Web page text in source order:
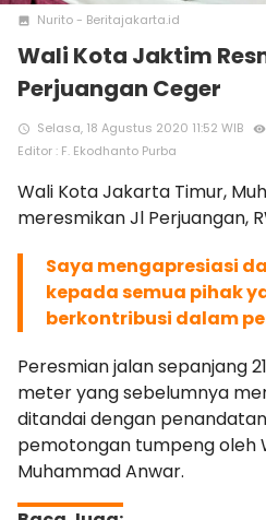
photo Nurito - Beritajakarta.id
Wali Kota Jaktim
Perjuangan Ceger
access_time Selasa, 18 Agustus 2020 11:52 WIB remove_red_eye
Editor : F. Ekodhanto Purba
Wali Kota Jakarta Timur,
meresmikan Jl Perjuangan,
Saya mengapresiasi
kepada semua pihak
berkontribusi dalam
Peresmian jalan sepanjang
meter yang sebelumnya
ditandai dengan
pemotongan tumpeng oleh
Muhammad Anwar.